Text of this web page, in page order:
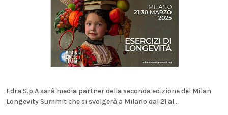
Edra S.p.A sarà media partner della seconda edizione del Milan
Longevity Summit che si svolgerà a Milano dal 21 al...